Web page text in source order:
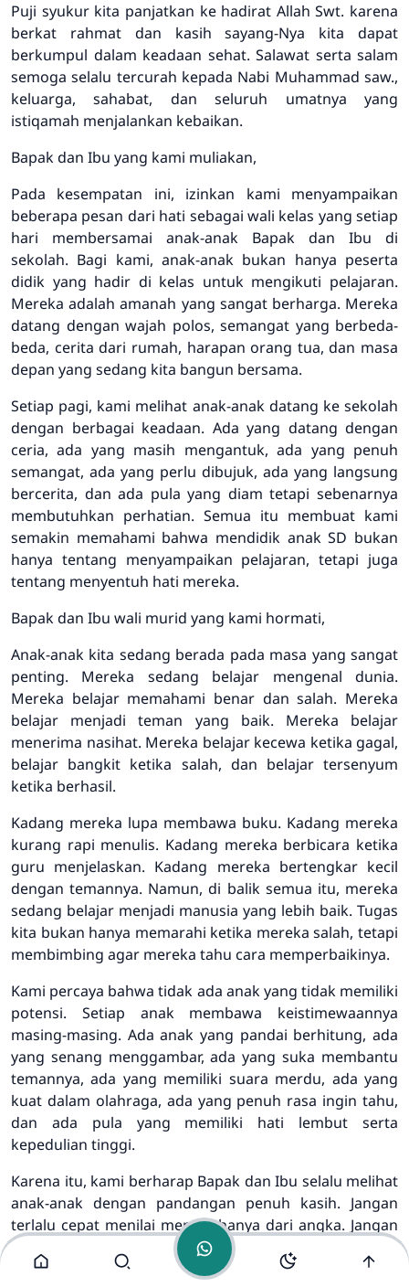
Admin
Online
Puji syukur kita panjatkan ke hadirat Allah Swt. karena
berkat rahmat dan kasih sayang-Nya kita dapat
berkumpul dalam keadaan sehat. Salawat serta salam
semoga selalu tercurah kepada Nabi Muhammad saw.,
keluarga, sahabat, dan seluruh umatnya yang
istiqamah menjalankan kebaikan.
Bapak dan Ibu yang kami muliakan,
Pada kesempatan ini, izinkan kami menyampaikan
beberapa pesan dari hati sebagai wali kelas yang setiap
hari membersamai anak-anak Bapak dan Ibu di
sekolah. Bagi kami, anak-anak bukan hanya peserta
didik yang hadir di kelas untuk mengikuti pelajaran.
Mereka adalah amanah yang sangat berharga. Mereka
datang dengan wajah polos, semangat yang berbeda-
beda, cerita dari rumah, harapan orang tua, dan masa
depan yang sedang kita bangun bersama.
Setiap pagi, kami melihat anak-anak datang ke sekolah
dengan berbagai keadaan. Ada yang datang dengan
ceria, ada yang masih mengantuk, ada yang penuh
semangat, ada yang perlu dibujuk, ada yang langsung
bercerita, dan ada pula yang diam tetapi sebenarnya
membutuhkan perhatian. Semua itu membuat kami
semakin memahami bahwa mendidik anak SD bukan
hanya tentang menyampaikan pelajaran, tetapi juga
tentang menyentuh hati mereka.
Bapak dan Ibu wali murid yang kami hormati,
Anak-anak kita sedang berada pada masa yang sangat
penting. Mereka sedang belajar mengenal dunia.
Mereka belajar memahami benar dan salah. Mereka
belajar menjadi teman yang baik. Mereka belajar
menerima nasihat. Mereka belajar kecewa ketika gagal,
belajar bangkit ketika salah, dan belajar tersenyum
ketika berhasil.
Kadang mereka lupa membawa buku. Kadang mereka
kurang rapi menulis. Kadang mereka berbicara ketika
guru menjelaskan. Kadang mereka bertengkar kecil
dengan temannya. Namun, di balik semua itu, mereka
sedang belajar menjadi manusia yang lebih baik. Tugas
kita bukan hanya memarahi ketika mereka salah, tetapi
membimbing agar mereka tahu cara memperbaikinya.
Kami percaya bahwa tidak ada anak yang tidak memiliki
potensi. Setiap anak membawa keistimewaannya
masing-masing. Ada anak yang pandai berhitung, ada
yang senang menggambar, ada yang suka membantu
temannya, ada yang memiliki suara merdu, ada yang
kuat dalam olahraga, ada yang penuh rasa ingin tahu,
dan ada pula yang memiliki hati lembut serta
kepedulian tinggi.
Karena itu, kami berharap Bapak dan Ibu selalu melihat
anak-anak dengan pandangan penuh kasih. Jangan
terlalu cepat menilai mereka hanya dari angka. Jangan
terlalu sering membandingkan mereka dengan
saudara, teman, atau anak lain. Setiap anak memiliki